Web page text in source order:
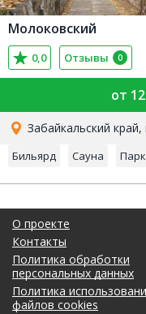
Молоковский
0,0 Отзывы 0
от
Забайкальский
Бильярд Сауна Парк
О проекте
Контакты
Политика обработки
персональных данных
Политика
файлов cookies